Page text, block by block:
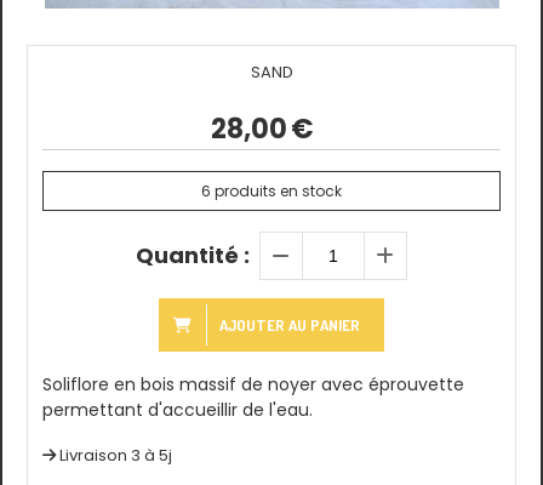
SAND
28,00€
6 produits en stock
Quantité :
AJOUTER AU PANIER
Soliflore en bois massif de noyer avec éprouvette
permettant d'accueillir de l'eau.
Livraison 3 à 5j